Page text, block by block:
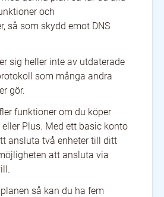
och
så som skydd emot DNS
sig heller inte av utdaterade
som många andra
gör.
funktioner om du köper
Plus. Med ett basic konto
ansluta två enheter till ditt
att ansluta via
så kan du ha fem